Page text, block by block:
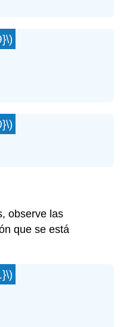
observe las
que se está